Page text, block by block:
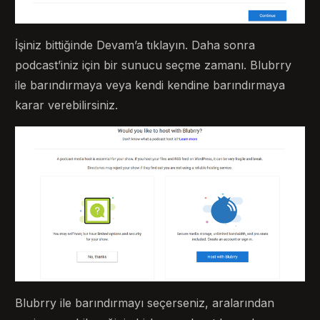
İşiniz bittiğinde Devam’a tıklayın. Daha sonra
podcast’iniz için bir sunucu seçme zamanı. Blubrry
ile barındırmaya veya kendi kendine barındırmaya
karar verebilirsiniz.
Blubrry ile barındırmayı seçerseniz, aralarından